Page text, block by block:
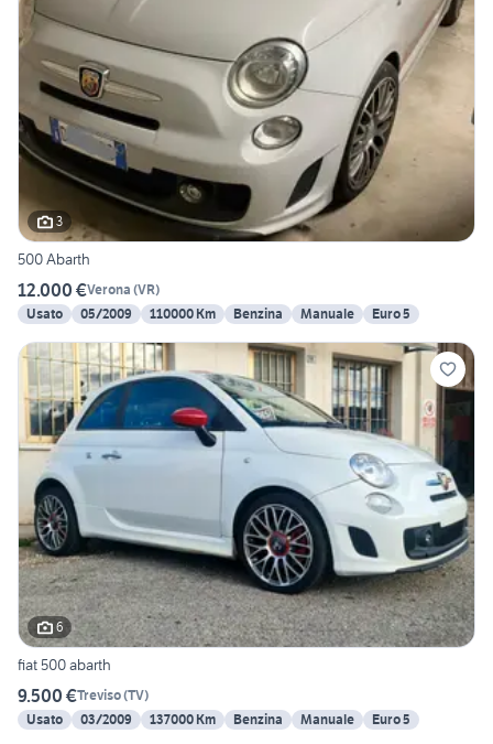
3
500 Abarth
12.000 €Verona (VR)
Usato
05/2009 110000 Km Benzina Manuale Euro 5
6
fiat 500 abarth
9.500 €Treviso(TV)
Usato
03/2009 137000 Km Benzina Manuale Euro 5